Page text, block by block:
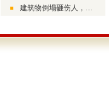
建筑物倒塌砸伤人，责任应该由谁负责？